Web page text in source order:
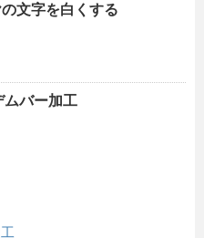
文字を白くする
バー加工